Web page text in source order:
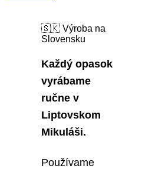
🇸🇰 Výroba na
Slovensku
Každý opasok
vyrábame
ručne v
Liptovskom
Mikuláši.
Používame